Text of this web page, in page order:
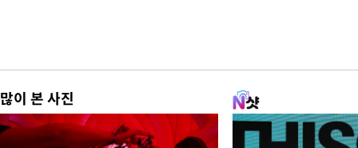
많이 본 사진